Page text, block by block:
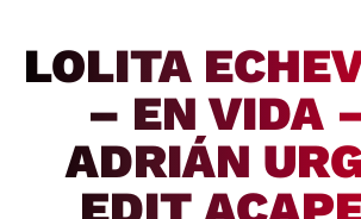
LOLITA
– EN VIDA
ADRIÁN